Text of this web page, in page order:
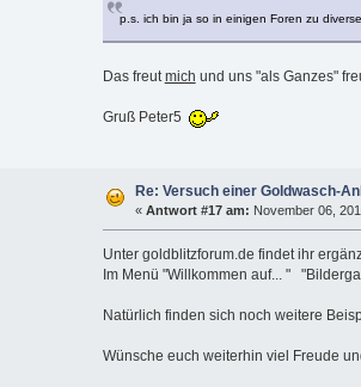
p.s. ich bin ja so in einigen Foren zu
Das freutmich und uns "als Ganzes"
Gruß Peter5
Re: Versuch einer Goldwasch-
« Antwort #17 am: November 06,
Unter goldblitzforum.de findet ihr
Im Menü "Willkommen auf... "
Natürlich finden sich noch weitere
Wünsche euch weiterhin viel Freude